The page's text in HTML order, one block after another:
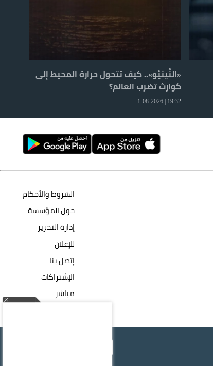
«النِّينيُو».. كيف تتحول حرارة المحيط إلى
كوارث تضرب العالم؟
19:32 | 1-08-2026
الشروط والأحكام
حول المؤسسة
إدارة التحرير
للإعلان
إتصل بنا
الإشتراكات
مباشر